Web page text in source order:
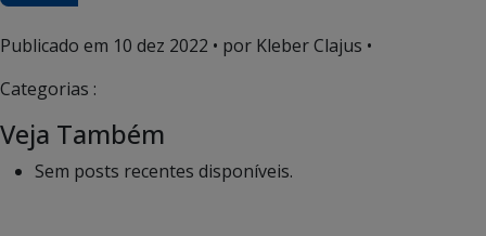
Publicado em 10 dez 2022 • por Kleber Clajus •
Categorias :
Veja Também
Sem posts recentes disponíveis.